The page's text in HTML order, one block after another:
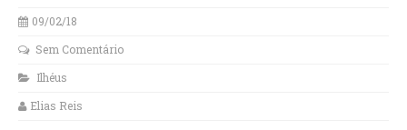
09/02/18
Sem Comentário
Ilhéus
Elias Reis